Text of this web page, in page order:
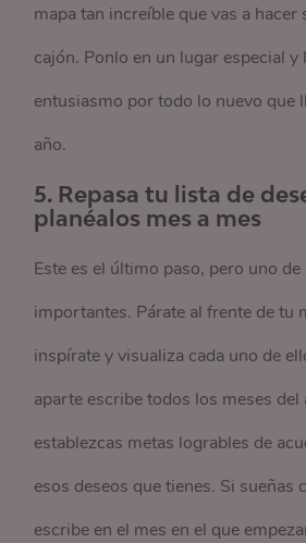
mapa tan increíble que vas a hacer
cajón. Ponlo en un lugar especial y
entusiasmo por todo lo nuevo que
año.
5. Repasa tu lista de
planéalos mes a mes
Este es el último paso, pero uno de
importantes. Párate al frente de tu
inspírate y visualiza cada uno de
aparte escribe todos los meses del
establezcas metas logrables de
esos deseos que tienes. Si sueñas
escribe en el mes en el que